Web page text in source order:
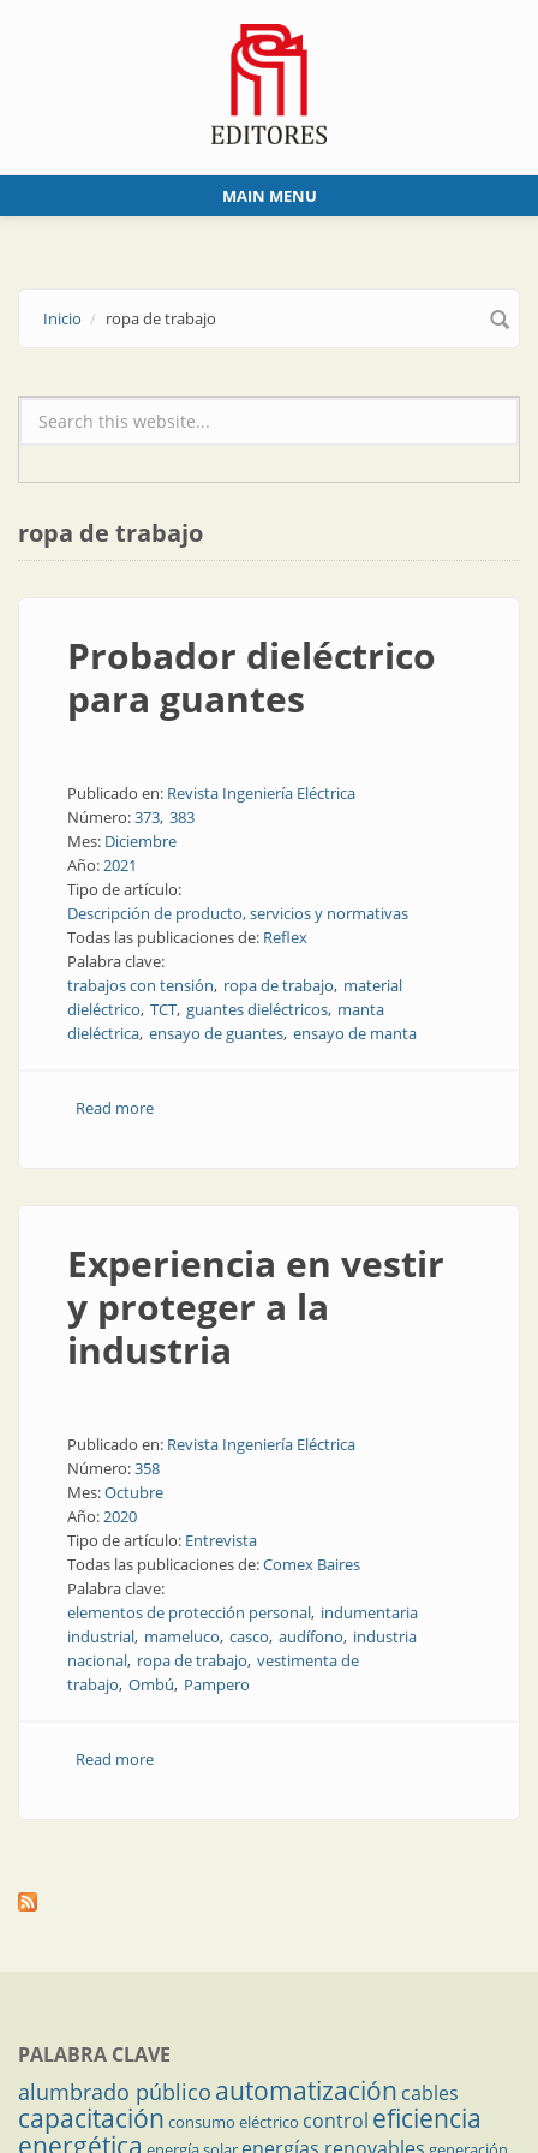
MAIN MENU
Inicio ropa de trabajo
Formulario de búsqueda
ropa de trabajo
Probador dieléctrico
para guantes
Publicado en: Revista Ingeniería Eléctrica
Número:373 383
Mes: Diciembre
Año:2021
Tipo de artículo:
Descripción de producto, servicios y normativas
Todas las publicaciones de: Reflex
Palabra clave:
trabajos con tensión ropa de trabajo material
dieléctrico TCT guantes dieléctricos manta
dieléctrica ensayo de guantes ensayo de manta
Read moreabout Probador dieléctrico para guantes
Experiencia en vestir
y proteger a la
industria
Publicado en: Revista Ingeniería Eléctrica
Número:358
Mes:Octubre
Año:2020
Tipo de artículo: Entrevista
Todas las publicaciones de:Comex Baires
Palabra clave:
elementos de protección personal indumentaria
industrial mameluco casco audífono industria
nacional ropa de trabajo vestimenta de
trabajo Ombú Pampero
Read moreabout Experiencia en vestir y proteger a la industria
PALABRA CLAVE
alumbrado público automatización cables
capacitación consumo eléctrico control eficiencia
energética